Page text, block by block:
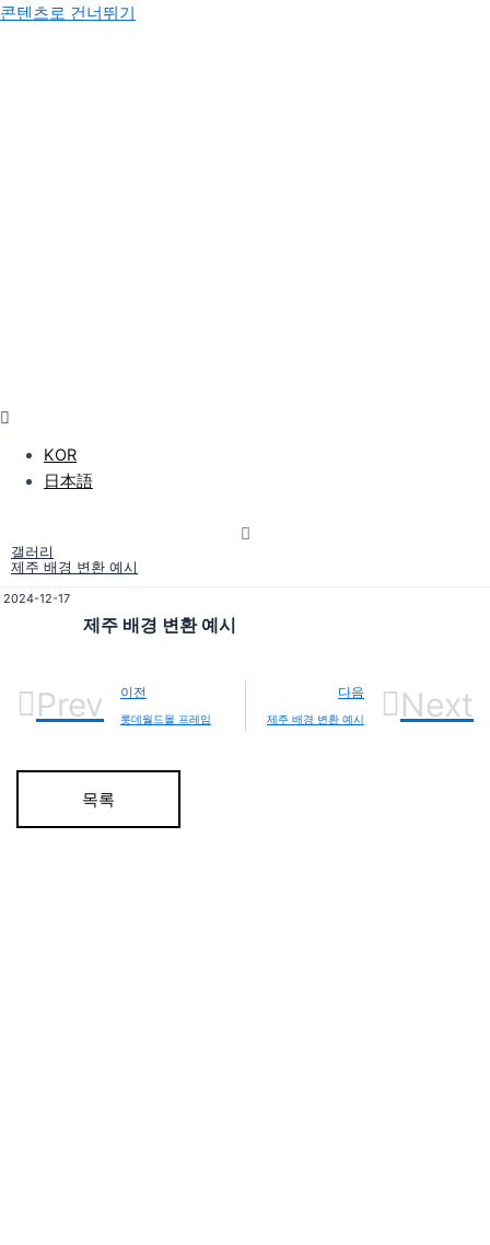
콘텐츠로 건너뛰기
KOR
日本語
갤러리
제주 배경 변환 예시
2024-12-17
제주 배경 변환 예시
Prev 이전
롯데월드몰 프레임
다음
제주 배경 변환 예시 Next
목록